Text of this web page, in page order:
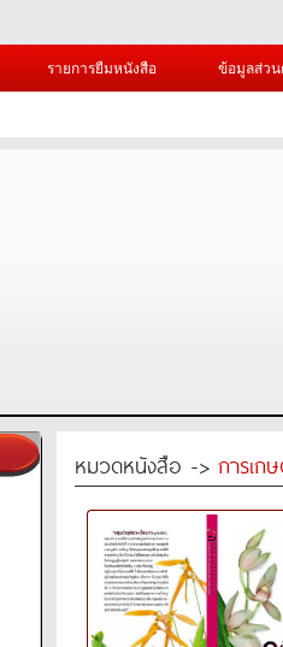
รายการยืมหนังสือ ข้อมูลส่ว
หมวดหนังสือ -> การเก